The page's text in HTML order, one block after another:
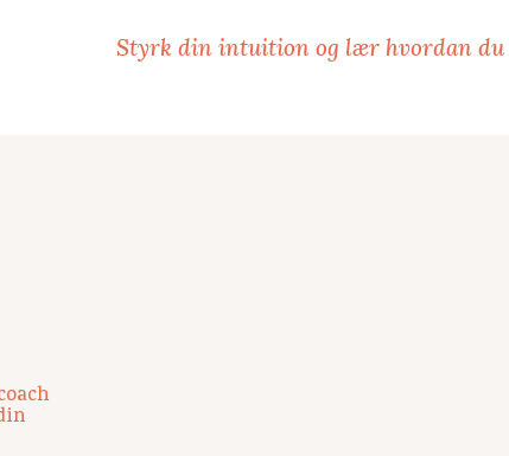
Styrk din intuition og lær hvordan